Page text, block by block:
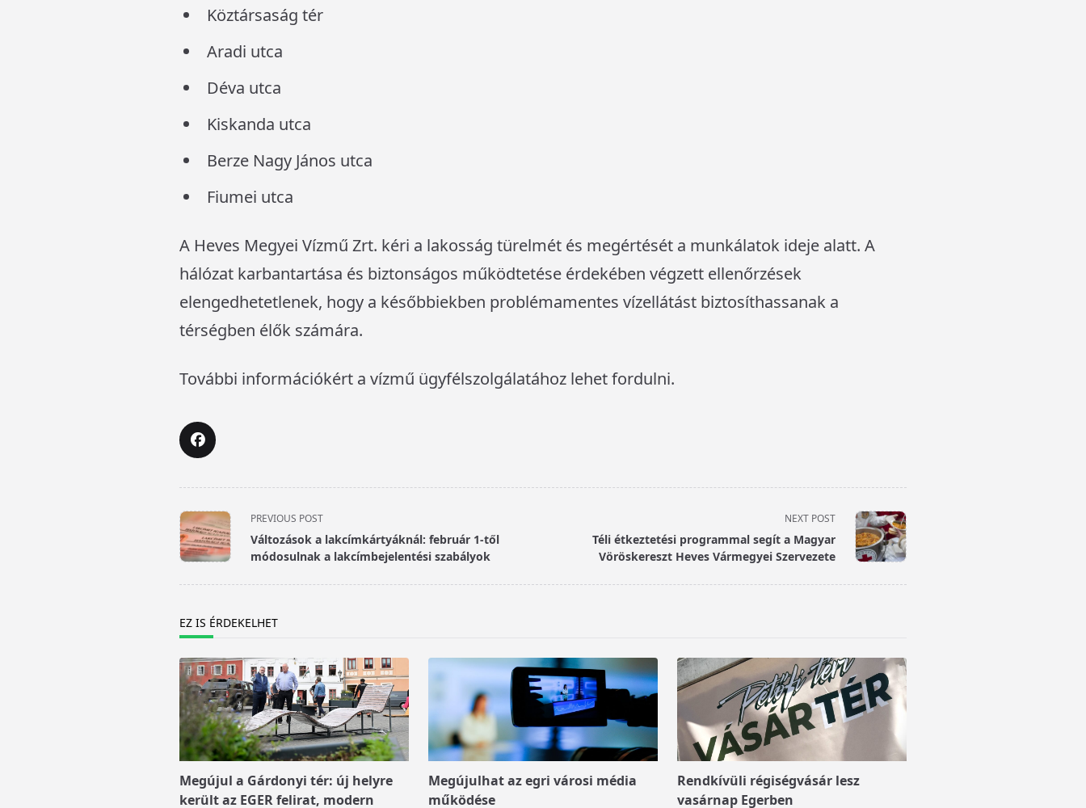
Köztársaság tér
Aradi utca
Déva utca
Kiskanda utca
Berze Nagy János utca
Fiumei utca
A Heves Megyei Vízmű Zrt. kéri a lakosság türelmét és megértését a munkálatok ideje alatt. A
hálózat karbantartása és biztonságos működtetése érdekében végzett ellenőrzések
elengedhetetlenek, hogy a későbbiekben problémamentes vízellátást biztosíthassanak a
térségben élők számára.
További információkért a vízmű ügyfélszolgálatához lehet fordulni.
<span
class="nav-
subtitle
text">Page</span>
PREVIOUS POST
Változások a lakcímkártyáknál: február 1-től
módosulnak a lakcímbejelentési szabályok
NEXT POST
Téli étkeztetési programmal segít a Magyar
Vöröskereszt Heves Vármegyei Szervezete
EZ IS ÉRDEKELHET
Megújul a Gárdonyi tér: új helyre
került az EGER felirat, modern
Megújulhat az egri városi média
működése
Rendkívüli régiségvásár lesz
vasárnap Egerben